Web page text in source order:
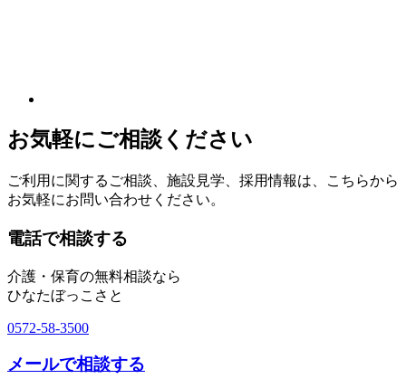
お気軽にご相談ください
ご利用に関するご相談、施設見学、採用情報は、こちらから
お気軽にお問い合わせください。
電話で相談する
介護・保育の無料相談なら
ひなたぼっこさと
0572-58-3500
メールで相談する